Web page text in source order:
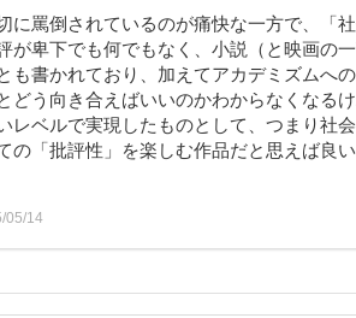
に罵倒されているのが痛快な一方で、「
が卑下でも何でもなく、小説（と映画の
も書かれており、加えてアカデミズムへ
う向き合えばいいのかわからなくなるけ
レベルで実現したものとして、つまり社
の「批評性」を楽しむ作品だと思えば良
05/14